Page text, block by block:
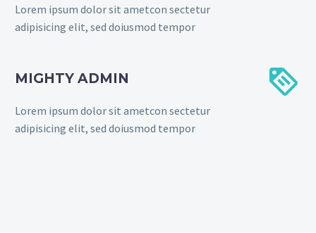
Lorem ipsum dolor sit ametcon sectetur
adipisicing elit, sed doiusmod tempor
MIGHTY ADMIN
Lorem ipsum dolor sit ametcon sectetur
adipisicing elit, sed doiusmod tempor

